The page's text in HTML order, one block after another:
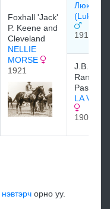
Foxhall 'Jack'
P. Keene and
Cleveland
NELLIE
MORSE
1921
Люк
(Luke
1911
J.B.
Rancho
Paso
LA
1902
нэвтэрч орно уу.